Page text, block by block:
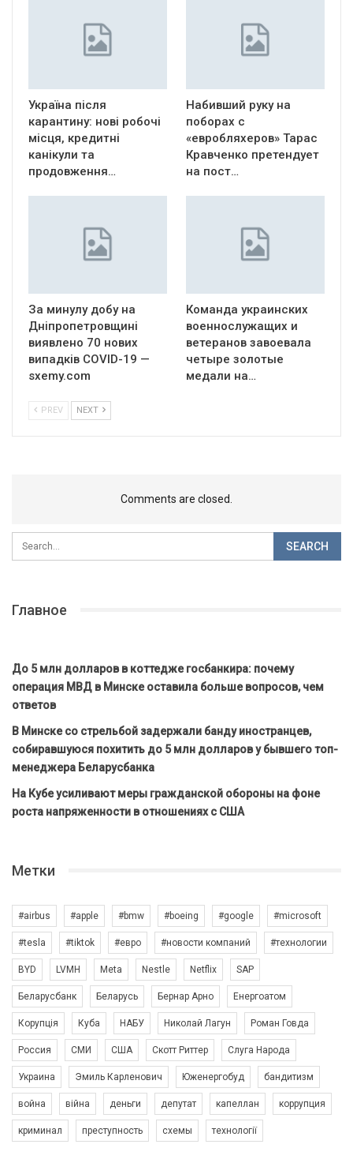
Україна після
карантину: нові робочі
місця, кредитні
канікули та
продовження…
Набивший руку на
поборах с
«евробляхеров» Тарас
Кравченко претендует
на пост…
За минулу добу на
Дніпропетровщині
виявлено 70 нових
випадків COVID-19 —
sxemy.com
Команда украинских
военнослужащих и
ветеранов завоевала
четыре золотые
медали на…
PREV NEXT
Comments are closed.
Главное
До 5 млн долларов в коттедже госбанкира: почему
операция МВД в Минске оставила больше вопросов, чем
ответов
В Минске со стрельбой задержали банду иностранцев,
собиравшуюся похитить до 5 млн долларов у бывшего топ-
менеджера Беларусбанка
На Кубе усиливают меры гражданской обороны на фоне
роста напряженности в отношениях с США
Метки
#airbus #apple #bmw #boeing #google #microsoft
#tesla #tiktok #евро #новости компаний #технологии
BYD LVMH Meta Nestle Netflix SAP
Беларусбанк Беларусь Бернар Арно Енергоатом
Корупція Куба НАБУ Николай Лагун Роман Говда
Россия СМИ США Скотт Риттер Слуга Народа
Украина Эмиль Карленович Юженергобуд бандитизм
война війна деньги депутат капеллан коррупция
криминал преступность схемы технології